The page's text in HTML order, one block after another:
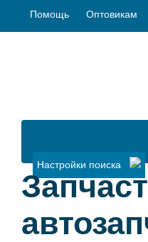
Помощь Оптовикам
Настройки поиска